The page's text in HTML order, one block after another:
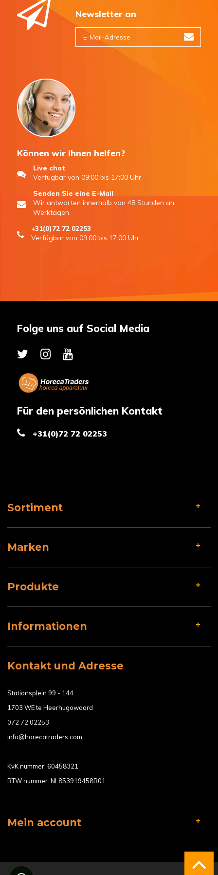
Newsletter an
Können wir Ihnen helfen?
Live chat
Verfügbar von 09:00 bis 17:00 Uhr
Senden Sie eine E-Mail
Wir antworten innerhalb von 48 Stunden an
Werktagen
+31(0)72 72 02253
Verfügbar von 09:00 bis 17:00 Uhr
Folge uns auf Social Media
Für den persönlichen Kontakt
+31(0)72 72 02253
Sortiment
Marken
Produkte
Informationen
Kontakt und Adresse
Stationsplein 99 - 144
1703 WE te Heerhugowaard
072 72 02253
info@horecatraders.com
KvK nummer: 60458321
BTW nummer: NL853919458B01
Mein account